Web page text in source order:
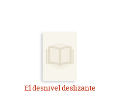
El desnivel deslizante